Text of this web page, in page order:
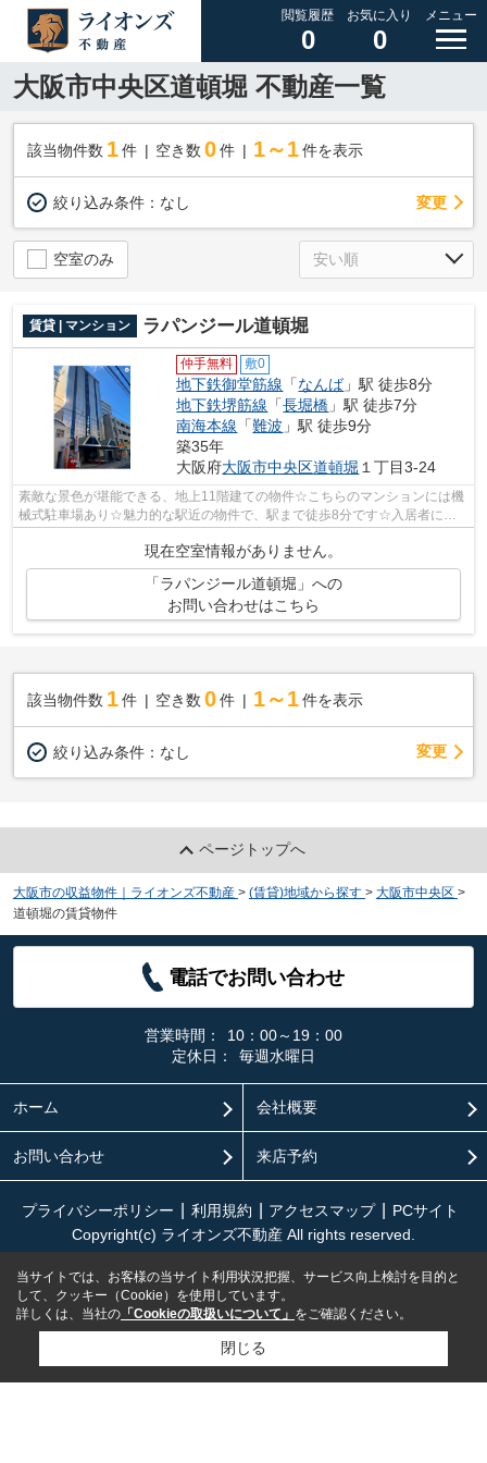
閲覧履歴
0
お気に入り
0
メニュー
大阪市中央区道頓堀 不動産一覧
該当物件数 1件 空き数 0 件 1～1 件を表示
絞り込み条件： なし 変更
空室のみ
賃貸 | マンション ラパンジール道頓堀
仲手無料 敷0
地下鉄御堂筋線 「なんば」駅 徒歩8分
地下鉄堺筋線 「長堀橋 」駅 徒歩7分
南海本線 「難波 」駅 徒歩9分
築35年
大阪府大阪市中央区道頓堀 １丁目3-24
素敵な景色が堪能できる、地上11階建ての物件☆こちらのマンションには機
械式駐車場あり☆魅力的な駅近の物件で、駅まで徒歩8分です☆入居者にと
現在空室情報がありません。
「ラパンジール道頓堀」への
お問い合わせはこちら
該当物件数 1件 空き数 0 件 1～1 件を表示
絞り込み条件： なし 変更
ページトップへ
大阪市の収益物件｜ライオンズ不動産 > (賃貸)地域から探す > 大阪市中央区 >
道頓堀の賃貸物件
電話でお問い合わせ
営業時間：
10：00～19：00
定休日：
毎週水曜日
ホーム 会社概要
お問い合わせ 来店予約
プライバシーポリシー 利用規約 アクセスマップ
PCサイト
Copyright(c) ライオンズ不動産 All rights reserved.
当サイトでは、お客様の当サイト利用状況把握、サービス向上検討を目的と
して、クッキー（Cookie）を使用しています。
詳しくは、当社の 「Cookieの取扱いについて」 をご確認ください。
閉じる